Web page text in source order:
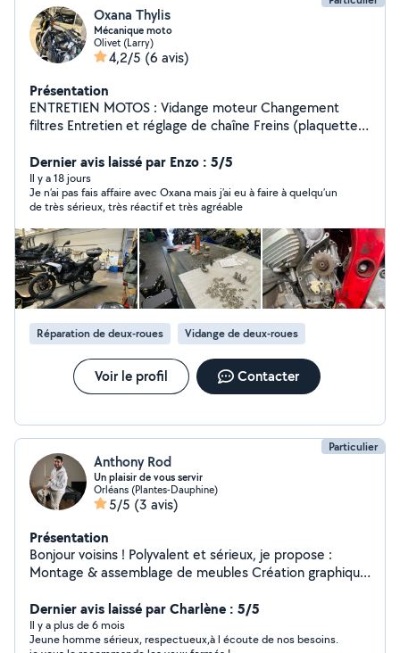
Oxana Thylis
Mécanique moto
Olivet (Larry)
4,2/5 (6 avis)
Présentation
ENTRETIEN MOTOS : Vidange moteur Changement
filtres Entretien et réglage de chaîne Freins (plaquettes,
niveaux Contrôle général de sécurité Motos, scooter,
cross ENTRETIEN VOITURES : État des lieux du véhicule
Plaquettes - disques - purge liquide de frein Bougies
Filtre à air Filtre habitacle Liquide de refroidissement
Batterie Montage essuie-glaces Remplacement
ampoules Vérifications des niveaux Travail propre et
consciencieux Idéal pour entretien périodique, petite et
grande révision Contacte-moi pour plus d'infos ou un
avis.
Dernier avis laissé par Enzo : 5/5
Il y a 18 jours
Je n’ai pas fais affaire avec Oxana mais j’ai eu à faire à quelqu’un
de très sérieux, très réactif et très agréable
Réparation de deux-roues Vidange de deux-roues
Voir le profil Contacter
Particulier
Anthony Rod
Un plaisir de vous servir
Orléans (Plantes-Dauphine)
5/5 (3 avis)
Présentation
Bonjour voisins ! Polyvalent et sérieux, je propose :
Montage & assemblage de meubles Création graphique
sportif ou familial, je ferai de votre évènement, un
souvenir inoubliable. Montage vidéo Massages bien-être
Disponible et à l'écoute, contactez-moi pour vos
Dernier avis laissé par Charlène : 5/5
Il y a plus de 6 mois
Jeune homme sérieux, respectueux,à l écoute de nos besoins.